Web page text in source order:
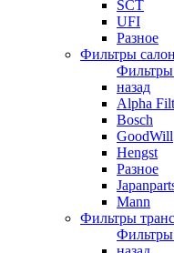
SCT
UFI
Разное
Фильтры
Фильтры
назад
Alpha
Bosch
GoodWill
Hengst
Разное
Mann
Фильтры
Фильтры